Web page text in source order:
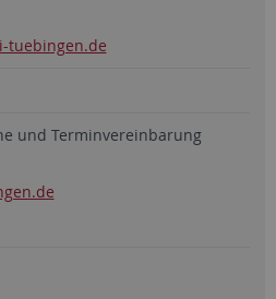
tuebingen.de
und Terminvereinbarung